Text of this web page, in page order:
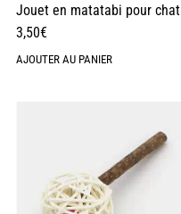
Jouet en matatabi pour chat
3,50€
AJOUTER AU PANIER